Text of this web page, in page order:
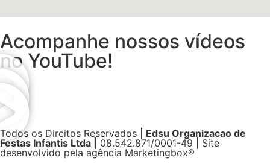
Acompanhe nossos vídeos
no YouTube!
Todos os Direitos Reservados | Edsu Organizacao de
Festas Infantis Ltda |
08.542.871/0001-49 | Site
desenvolvido pela agência Marketingbox®